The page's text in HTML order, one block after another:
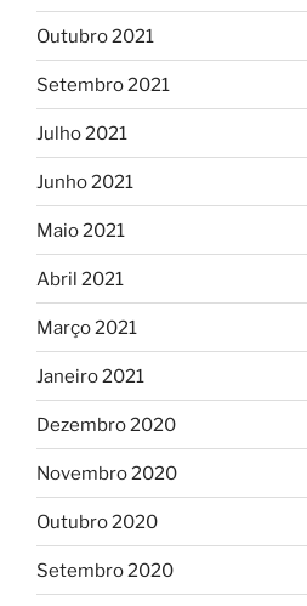
Outubro 2021
Setembro 2021
Julho 2021
Junho 2021
Maio 2021
Abril 2021
Março 2021
Janeiro 2021
Dezembro 2020
Novembro 2020
Outubro 2020
Setembro 2020